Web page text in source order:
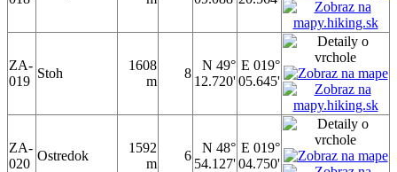
ZA-
019
Stoh
1608
m
8
N 49°
12.720'
E 019°
05.645'
ZA-
020
Ostredok
1592
m
6
N 48°
54.127'
E 019°
04.750'